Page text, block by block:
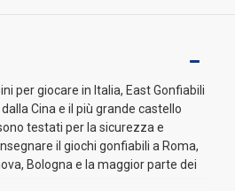
per giocare in Italia, East Gonfiabili
dalla Cina e il più grande castello
testati per la sicurezza e
il giochi gonfiabili a Roma,
Bologna e la maggior parte dei